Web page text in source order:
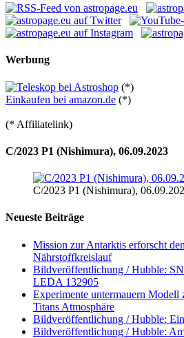
Werbung
(*)
Einkaufen bei amazon.de (*)
(* Affiliatelink)
C/2023 P1 (Nishimura), 06.09.2023
C/2023 P1 (Nishimura),
Neueste Beiträge
Mission zur Antarktis erforscht
Nährstoffkreislauf
Bildveröffentlichung / Hubble:
LEDA 132905
Experimente untermauern
Titans Atmosphäre
Bildveröffentlichung / Hubble:
Bildveröffentlichung / Hubble: